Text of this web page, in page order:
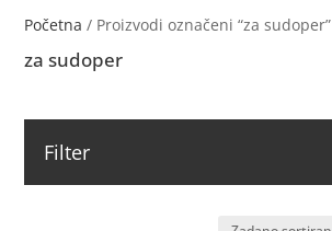
Početna / Proizvodi označeni “za sudoper”
za sudoper
Filter